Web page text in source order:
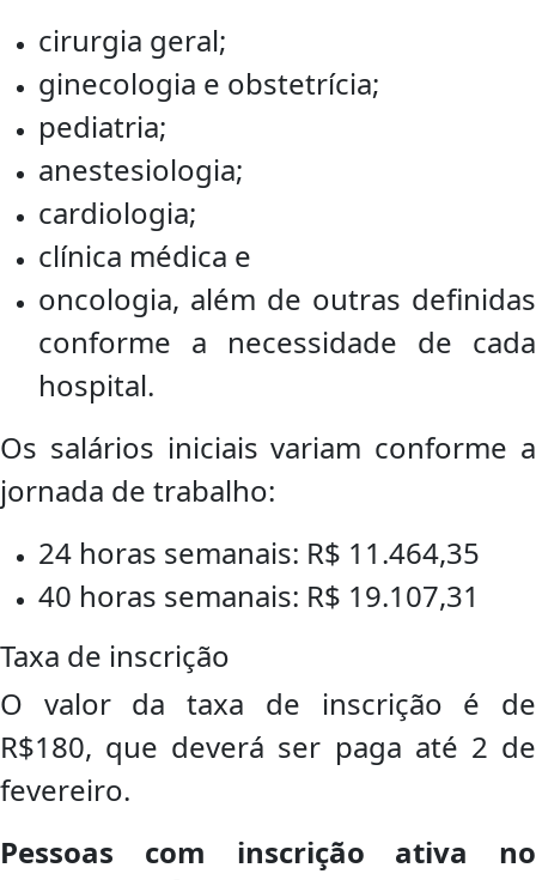
cirurgia geral;
ginecologia e obstetrícia;
pediatria;
anestesiologia;
cardiologia;
clínica médica e
oncologia, além de outras definidas
conforme a necessidade de cada
hospital.
Os salários iniciais variam conforme a
jornada de trabalho:
24 horas semanais: R$ 11.464,35
40 horas semanais: R$ 19.107,31
Taxa de inscrição
O valor da taxa de inscrição é de
R$180, que deverá ser paga até 2 de
fevereiro.
Pessoas com inscrição ativa no